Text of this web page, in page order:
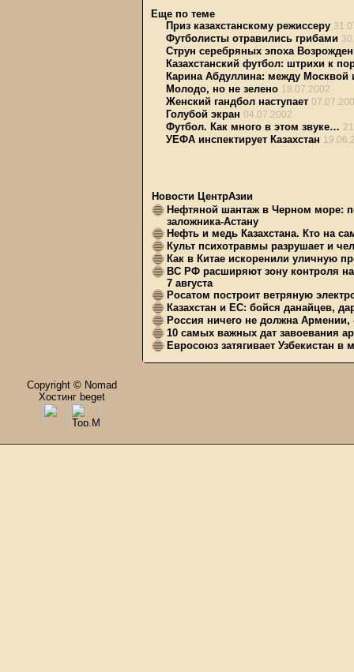
Еще по теме
Приз казахстанскому режиссеру
Футболисты отравились грибами
Струн серебряных эпоха
Казахстанский футбол: штрихи к
Карина Абдуллина: между Москвой
Молодо, но не зелено 18.07.2002
Женский гандбол наступает
Голубой экран 04.07.2002
Футбол. Как много в этом звуке…
УЕФА инспектирует Казахстан
Новости ЦентрАзии
Нефтяной шантаж в Черном море:
заложника-Астану
Нефть и медь Казахстана. Кто на
Культ психотравмы разрушает и
Как в Китае искоренили уличную
ВС РФ расширяют зону контроля на
7 августа
Росатом построит ветряную
Казахстан и ЕС: бойся данайцев,
Россия ничего не должна Армении,
10 самых важных дат завоевания
Евросоюз затягивает Узбекистан
Copyright © Nomad
Хостинг beget